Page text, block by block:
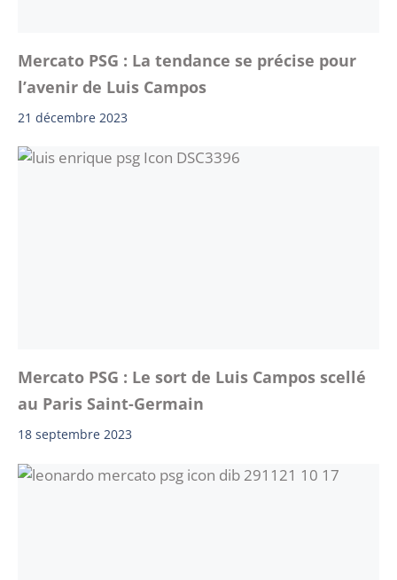
Mercato PSG : La tendance se précise pour
l’avenir de Luis Campos
21 décembre 2023
Mercato PSG : Le sort de Luis Campos scellé
au Paris Saint-Germain
18 septembre 2023